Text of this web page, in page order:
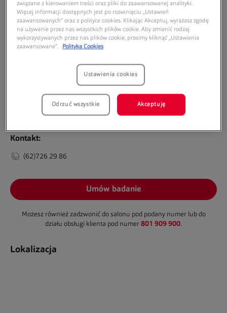
Godziny otwarcia:
Poniedziałek: 09:00
21:00
Wtorek:
09:00
09:00
21:00
09:00
21:00
09:00
21:00
09:00
Niedziela handlowa:
10:00 20:00
Kontakt:
(62)726 29 86
Umów badanie
Możesz również zadzwonić do salonu pod podany numer lub do
działu obsługi klienta pod numer 801 909 900.
Lokalizacja
związane z kierowaniem treści oraz pliki do zaawansowanej analityki.
Więcej informacji dostępnych jest po rozwinięciu „Ustawień
zaawansowanych” oraz z polityce cookies. Klikając Akceptuj, wyrażasz zgodę
na używanie przez nas wszystkich plików cookie. Aby zmienić rodzaj
wykorzystywanych przez nas plików cookie, prosimy kliknąć „Ustawienia
zaawansowane”.
Polityka Cookies
Ustawienia cookies
Odrzuć wszystkie Akceptuję